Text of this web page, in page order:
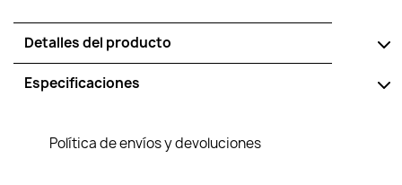
Detalles del producto
Especificaciones
Política de envíos y devoluciones